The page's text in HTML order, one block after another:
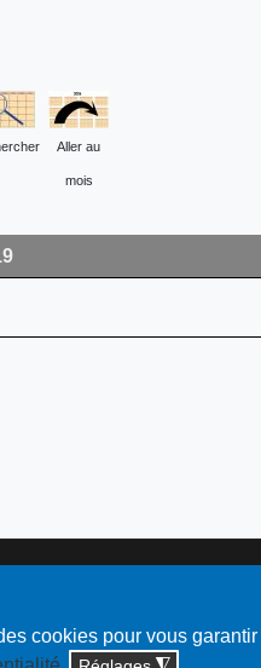
cookies pour vous
Aller au
mois